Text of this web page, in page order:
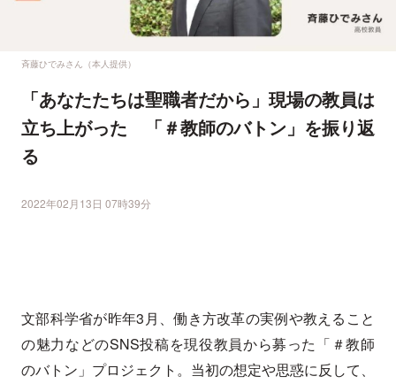
斉藤ひでみさん（本人提供）
「あなたたちは聖職者だから」現場の教員は
立ち上がった 「＃教師のバトン」を振り返
る
2022年02月13日 07時39分
文部科学省が昨年3月、働き方改革の実例や教えること
の魅力などのSNS投稿を現役教員から募った「＃教師
のバトン」プロジェクト。当初の想定や思惑に反して、